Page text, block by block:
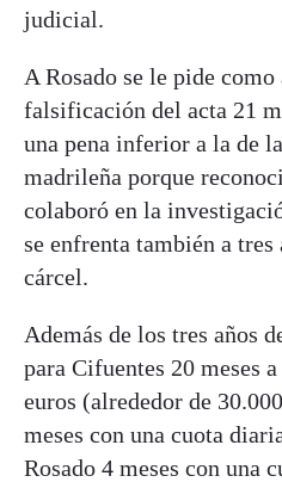
judicial.
A Rosado se le pide como
falsificación del acta 21
una pena inferior a la de
madrileña porque
colaboró en la
se enfrenta también a tres
cárcel.
Además de los tres años
para Cifuentes 20 meses
euros (alrededor de
meses con una cuota
Rosado 4 meses con una